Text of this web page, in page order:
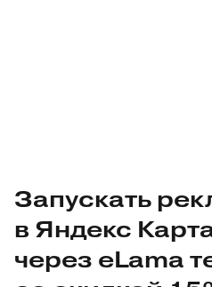
Запускать
в Яндекс
через eLama